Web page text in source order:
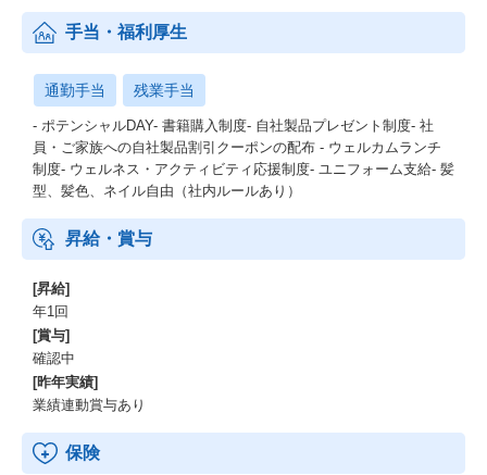
手当・福利厚生
通勤手当 残業手当
- ポテンシャルDAY- 書籍購入制度- 自社製品プレゼント制度- 社
員・ご家族への自社製品割引クーポンの配布 - ウェルカムランチ
制度- ウェルネス・アクティビティ応援制度- ユニフォーム支給- 髪
型、髪色、ネイル自由（社内ルールあり）
昇給・賞与
[昇給]
年1回
[賞与]
確認中
[昨年実績]
業績連動賞与あり
保険